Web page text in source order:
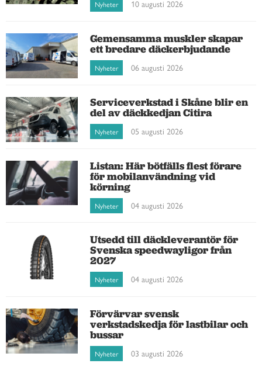
Nyheter 10 augusti 2026
Gemensamma muskler skapar
ett bredare däckerbjudande
Nyheter 06 augusti 2026
Serviceverkstad i Skåne blir en
del av däckkedjan Citira
Nyheter 05 augusti 2026
Listan: Här bötfälls flest förare
för mobilanvändning vid
körning
Nyheter 04 augusti 2026
Utsedd till däckleverantör för
Svenska speedwayligor från
2027
Nyheter 04 augusti 2026
Förvärvar svensk
verkstadskedja för lastbilar och
bussar
Nyheter 03 augusti 2026